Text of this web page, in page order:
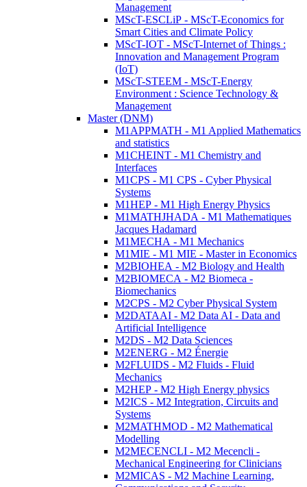
Management
MScT-ESCLiP - MScT-Economics for
Smart Cities and Climate Policy
MScT-IOT - MScT-Internet of Things :
Innovation and Management Program
(IoT)
MScT-STEEM - MScT-Energy
Environment : Science Technology &
Management
Master (DNM)
M1APPMATH - M1 Applied Mathematics
and statistics
M1CHEINT - M1 Chemistry and
Interfaces
M1CPS - M1 CPS - Cyber Physical
Systems
M1HEP - M1 High Energy Physics
M1MATHJHADA - M1 Mathematiques
Jacques Hadamard
M1MECHA - M1 Mechanics
M1MIE - M1 MIE - Master in Economics
M2BIOHEA - M2 Biology and Health
M2BIOMECA - M2 Biomeca -
Biomechanics
M2CPS - M2 Cyber Physical System
M2DATAAI - M2 Data AI - Data and
Artificial Intelligence
M2DS - M2 Data Sciences
M2ENERG - M2 Énergie
M2FLUIDS - M2 Fluids - Fluid
Mechanics
M2HEP - M2 High Energy physics
M2ICS - M2 Integration, Circuits and
Systems
M2MATHMOD - M2 Mathematical
Modelling
M2MECENCLI - M2 Mecencli -
Mechanical Engineering for Clinicians
M2MICAS - M2 Machine Learning,